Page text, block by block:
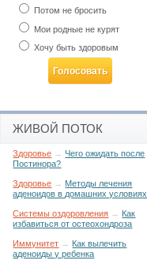
Потом не бросить
Мои родные не курят
Хочу быть здоровым
ЖИВОЙ ПОТОК
Здоровье →Чего ожидать после
Постинора?
Здоровье → Методы лечения
аденоидов в домашних условиях
Системы оздоровления → Как
избавиться от остеохондроза
Иммунитет → Как вылечить
аденоиды у ребенка